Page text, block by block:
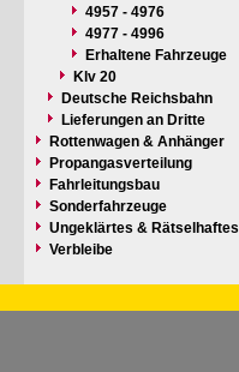
4957 - 4976
4977 - 4996
Erhaltene Fahrzeuge
Klv 20
Deutsche Reichsbahn
Lieferungen an Dritte
Rottenwagen & Anhänger
Propangasverteilung
Fahrleitungsbau
Sonderfahrzeuge
Ungeklärtes & Rätselhaftes
Verbleibe